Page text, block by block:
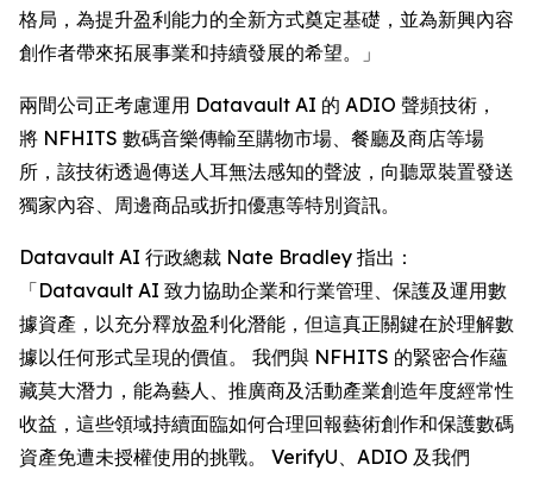
格局，為提升盈利能力的全新方式奠定基礎，並為新興內容
創作者帶來拓展事業和持續發展的希望。」
兩間公司正考慮運用 Datavault AI 的 ADIO 聲頻技術，
將 NFHITS 數碼音樂傳輸至購物市場、餐廳及商店等場
所，該技術透過傳送人耳無法感知的聲波，向聽眾裝置發送
獨家內容、周邊商品或折扣優惠等特別資訊。
Datavault AI 行政總裁 Nate Bradley 指出：
「Datavault AI 致力協助企業和行業管理、保護及運用數
據資產，以充分釋放盈利化潛能，但這真正關鍵在於理解數
據以任何形式呈現的價值。 我們與 NFHITS 的緊密合作蘊
藏莫大潛力，能為藝人、推廣商及活動產業創造年度經常性
收益，這些領域持續面臨如何合理回報藝術創作和保護數碼
資產免遭未授權使用的挑戰。 VerifyU、ADIO 及我們